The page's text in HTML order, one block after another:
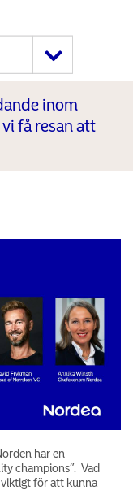
inom
få resan att
har en
champions”. Vad
för att kunna